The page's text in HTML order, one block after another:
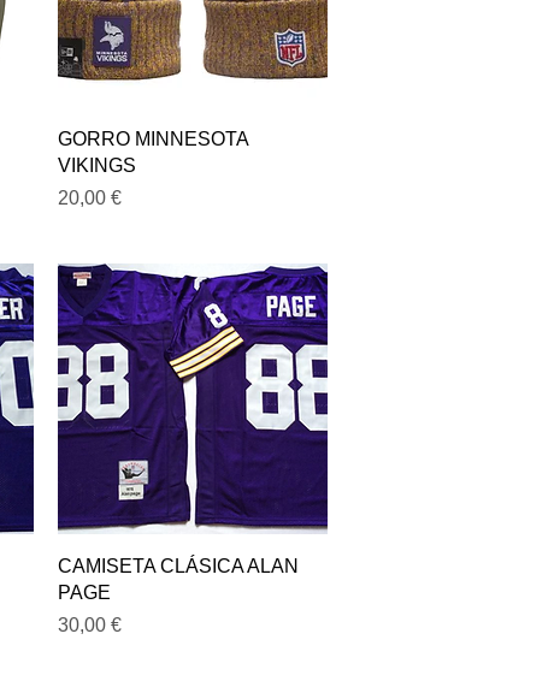
Vista rápida
GORRO MINNESOTA
VIKINGS
Precio
20,00 €
Vista rápida
CAMISETA CLÁSICA ALAN
PAGE
Precio
30,00 €